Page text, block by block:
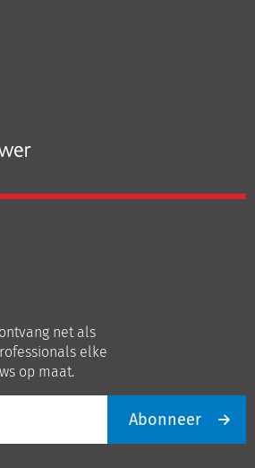
net als
elke
op maat.
Abonneer